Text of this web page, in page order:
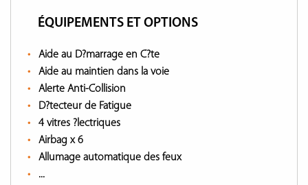
ÉQUIPEMENTS ET OPTIONS
Aide au D?marrage en C?te
Aide au maintien dans la voie
Alerte Anti-Collision
D?tecteur de Fatigue
4 vitres ?lectriques
Airbag x 6
Allumage automatique des feux
...